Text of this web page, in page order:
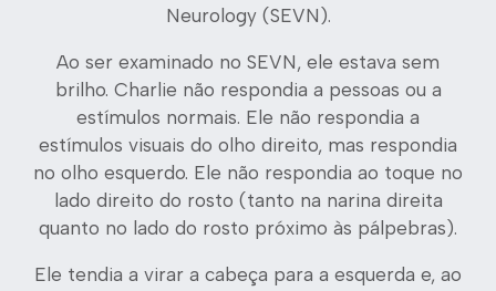
Neurology (SEVN).
Ao ser examinado no SEVN, ele estava sem
brilho. Charlie não respondia a pessoas ou a
estímulos normais. Ele não respondia a
estímulos visuais do olho direito, mas respondia
no olho esquerdo. Ele não respondia ao toque no
lado direito do rosto (tanto na narina direita
quanto no lado do rosto próximo às pálpebras).
Ele tendia a virar a cabeça para a esquerda e, ao